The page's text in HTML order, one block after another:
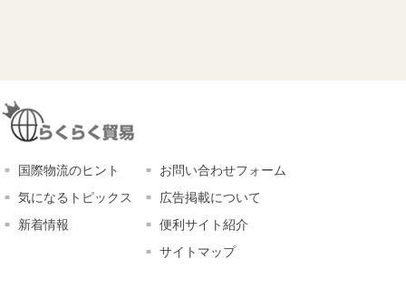
国際物流のヒント
気になるトピックス
新着情報
お問い合わせフォーム
広告掲載について
便利サイト紹介
サイトマップ